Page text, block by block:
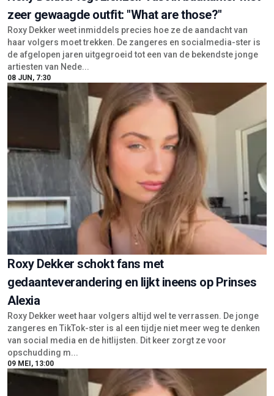
zeer gewaagde outfit: "What are those?"
Roxy Dekker weet inmiddels precies hoe ze de aandacht van
haar volgers moet trekken. De zangeres en socialmedia-ster is
de afgelopen jaren uitgegroeid tot een van de bekendste jonge
artiesten van Nede...
08 JUN, 7:30
Roxy Dekker schokt fans met
gedaanteverandering en lijkt ineens op Prinses
Alexia
Roxy Dekker weet haar volgers altijd wel te verrassen. De jonge
zangeres en TikTok-ster is al een tijdje niet meer weg te denken
van social media en de hitlijsten. Dit keer zorgt ze voor
opschudding m...
09 MEI, 13:00